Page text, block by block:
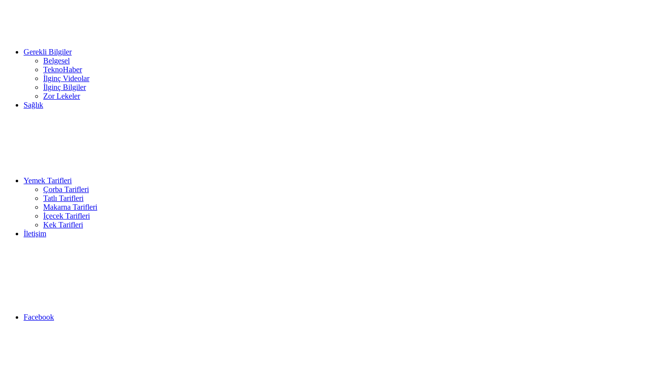
Gerekli Bilgiler
Belgesel
TeknoHaber
İlginç Videolar
İlginç Bilgiler
Zor Lekeler
Sağlık
Yemek Tarifleri
Çorba Tarifleri
Tatlı Tarifleri
Makarna Tarifleri
İçecek Tarifleri
Kek Tarifleri
İletişim
Facebook